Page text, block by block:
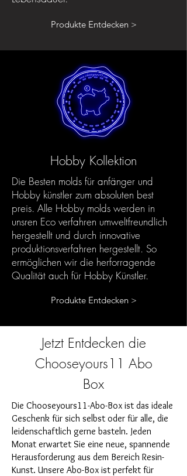
Produkte Entdecken >
Hobby Kollektion
Die Besten molds für anfänger und
Hobby künstler zum absoluten best
preis. Alle Hobby molds werden in
unsren Eco verfahren umweltfreundlich
hergestellt und durch innovative
produktionsverfahren hergestellt. So
ermöglichen wir die herforragende
Qualität auch für Hobby Künstler.
Produkte Entdecken >
Jetzt Entdecken die
Chooseyours11 Abo
Box
Die Chooseyours11-Abo-Box ist das ideale
Geschenk für sich selbst oder für alle, die
leidenschaftlich gerne basteln. Jeden
Monat erwartet Sie eine neue, spannende
Herausforderung aus dem Bereich Resin-
Kunst. Unsere Abo-Box ist perfekt für